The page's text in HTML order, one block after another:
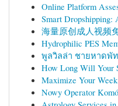
Online Platform
Smart Dropshipping:
海量原创成人视频
Hydrophilic PES
พูลวิลล่า ชายหาดพั
How Long Will Your
Maximize Your
Nowy Operator